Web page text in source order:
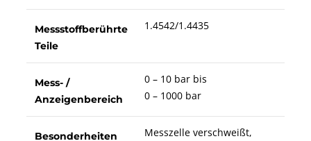
Messstoffberührte
Teile
1.4542/1.4435
Mess- /
Anzeigenbereich
0 – 10 bar bis
0 – 1000 bar
Besonderheiten
Messzelle verschweißt,